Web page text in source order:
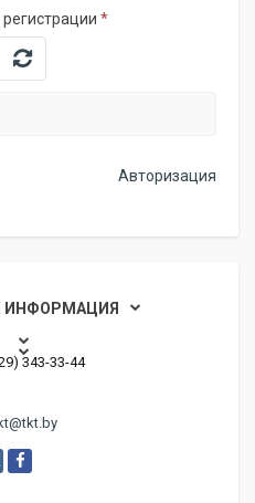
*
Авторизация
ИНФОРМАЦИЯ
343-33-44